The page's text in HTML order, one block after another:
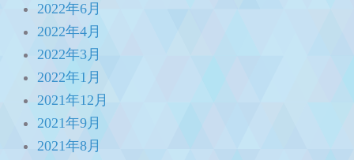
2022年6月
2022年4月
2022年3月
2022年1月
2021年12月
2021年9月
2021年8月